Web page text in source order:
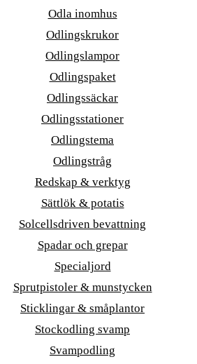
Odla inomhus
Odlingskrukor
Odlingslampor
Odlingspaket
Odlingssäckar
Odlingsstationer
Odlingstema
Odlingstråg
Redskap & verktyg
Sättlök & potatis
Solcellsdriven bevattning
Spadar och grepar
Specialjord
Sprutpistoler & munstycken
Sticklingar & småplantor
Stockodling svamp
Svampodling